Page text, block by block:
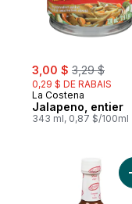
sale:
3,00 $ , formerly:
3,29 $
0,29 $ DE RABAIS
La Costena
Jalapeno, entier
343 ml, 0,87 $/100ml